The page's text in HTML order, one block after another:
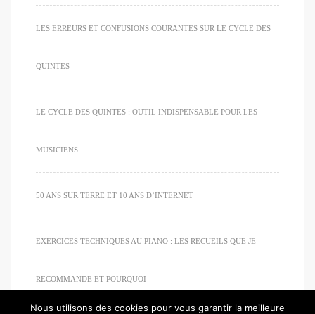
LES ERREURS ET CONFUSIONS COURANTES SUR LE CYCLE DES
QUINTES
LE CYCLE DES QUINTES : OUTIL INDISPENSABLE POUR LES
MUSICIENS
50 ANS SUR TERRE ET 10 ANS D’INTERNET
EXERCICES TECHNIQUES AU PIANO : LES RECUEILS QUE JE
RECOMMANDE ET POURQUOI
Nous utilisons des cookies pour vous garantir la meilleure